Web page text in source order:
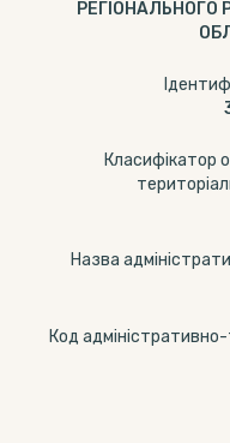
РЕГІОНАЛЬНОГО
Класифікатор
Назва
Код адміністративно-